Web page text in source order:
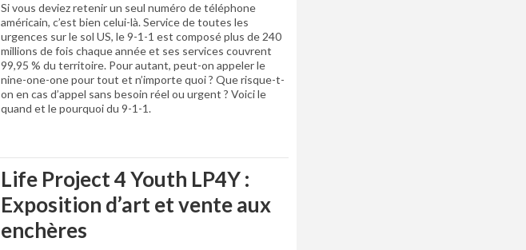
Si vous deviez retenir un seul numéro de téléphone
américain, c’est bien celui-là. Service de toutes les
urgences sur le sol US, le 9-1-1 est composé plus de 240
millions de fois chaque année et ses services couvrent
99,95 % du territoire. Pour autant, peut-on appeler le
nine-one-one pour tout et n’importe quoi ? Que risque-t-
on en cas d’appel sans besoin réel ou urgent ? Voici le
quand et le pourquoi du 9-1-1.
Life Project 4 Youth LP4Y :
Exposition d’art et vente aux
enchères